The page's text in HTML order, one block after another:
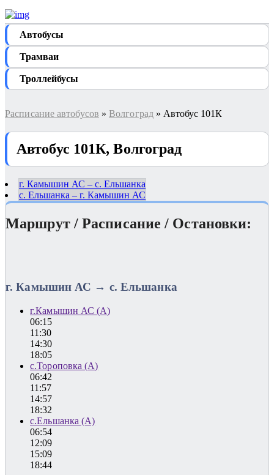
Автобуcы
Трамваи
Троллейбусы
Расписание автобусов » Волгоград » Автобус 101К
Автобус 101К, Волгоград
г. Камышин АС – с. Ельшанка
с. Ельшанка – г. Камышин АС
Маршрут / Расписание / Остановки:
г. Камышин АС → с. Ельшанка
г.Камышин АС (А)
06:15
11:30
14:30
18:05
с.Тороповка (А)
06:42
11:57
14:57
18:32
с.Ельшанка (А)
06:54
12:09
15:09
18:44